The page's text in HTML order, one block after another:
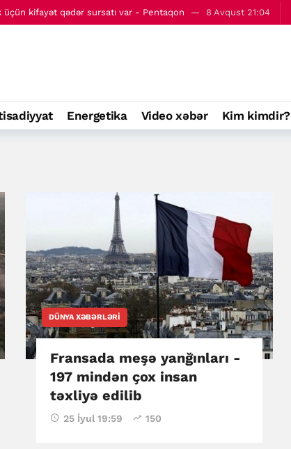
miqrantların sayı bəlli olub (ÖZƏL) 11:00
miqrantların sayı bəlli olub (ÖZƏL) 11:00
Energetika Video xəbər Kim kimdir?
DÜNYA XƏBƏRLƏRI
Fransada meşə yanğınları -
197 mindən çox insan
təxliyə edilib
25 İyul 19:59 150